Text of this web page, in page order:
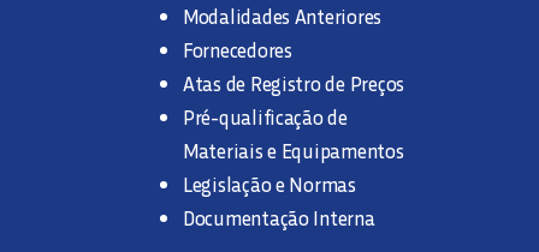
Modalidades Anteriores
Fornecedores
Atas de Registro de Preços
Pré-qualificação de
Materiais e Equipamentos
Legislação e Normas
Documentação Interna